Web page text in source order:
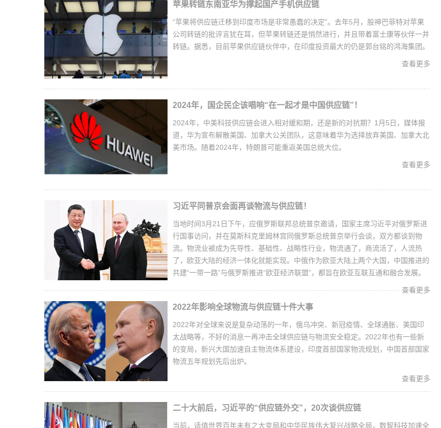
苹果转链东南亚华为撑起国产手机供应链
“苹果将供应链迁移到印度市场是非常愚蠢的决定”。去年5月，股神巴菲特对苹果
公司转链的批评言犹在耳，但苹果转链还是悄然进行，并且带着富士康等伙伴一并
转链。据悉，目前苹果供应链伙伴中，在印度投资最大的仍是郭台铭的鸿海集团。
查看更多
2024年，国企民企该唱响“在一起才是中国供应链”！
2024年，中美科技供应链会进入相对缓和期，还是新的对抗期？1月5日，媒体报
道，华为宣布解散美国、加拿大公关团队，这意味着华为选择放弃美国、加拿大北
美市场。随着2024年，特朗普可能重返美国总统大位。
查看更多
习近平同普京会面再谈物流与供应链！
当地时间3月21日下午，应俄罗斯联邦总统普京邀请，国家主席习近平对俄罗斯进
行国事访问，并在莫斯科克里姆林宫同俄罗斯总统普京举行会谈，双方都谈到物
流。物流业被成为先导性、基础性、战略性行业，物流通了，商流活了，人流热
了，欧亚大陆的经济一体化就能实现。中俄作为欧亚大陆上两个大国，中国推进的
共建“一带一路”与俄罗斯推进“欧亚经济联盟”，都旨在欧亚互联互通和融合发展。
查看更多
2022年影响全球物流与供应链十件大事
2022年对全球来说是复杂动荡的一年，俄乌冲突、新冠疫情、全球通胀、美国印
太战略等，不好的消息一再冲击全球供应链与物流安全稳定。2022年也有一些新
的变局，新兴大国加速自主物流体系建设，印度首部国家物流规划，中国首部国家
物流五年规划先后出炉。
查看更多
二十大前后，习近平的“供应链外交”，20次谈供应链
当前，适值世界百年未有之大变局和中华民族伟大复兴战略全局，数智科技加速全